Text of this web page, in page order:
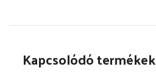
Kapcsolódó termékek